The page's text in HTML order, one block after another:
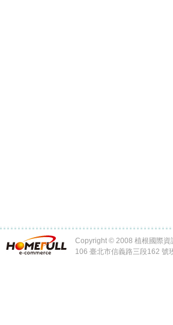
Copyright © 2008 植根國際資
106 臺北市信義路三段162 號